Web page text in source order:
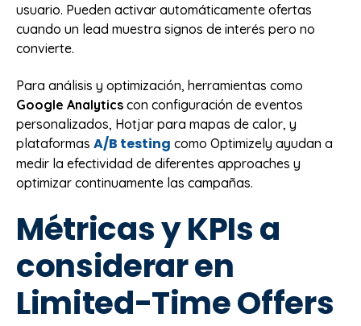
usuario. Pueden activar automáticamente ofertas
cuando un lead muestra signos de interés pero no
convierte.
Para análisis y optimización, herramientas como
Google Analytics con configuración de eventos
personalizados, Hotjar para mapas de calor, y
plataformas A/B testing como Optimizely ayudan a
medir la efectividad de diferentes approaches y
optimizar continuamente las campañas.
Métricas y KPIs a
considerar en
Limited-Time Offers